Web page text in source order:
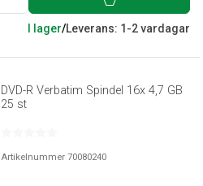
I lager/Leverans: 1-2 vardagar
DVD-R Verbatim Spindel 16x 4,7 GB
25 st
Artikelnummer 70080240